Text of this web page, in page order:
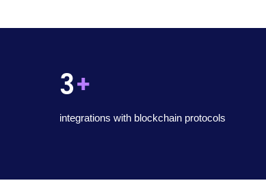
3+
integrations with blockchain protocols